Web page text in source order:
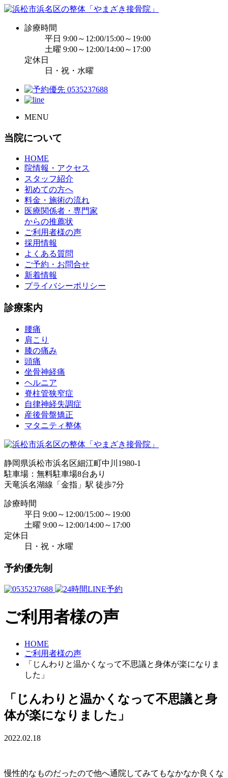
診療時間
平日 9:00～12:00/15:00～19:00
土曜 9:00～12:00/14:00～17:00
定休日
日・祝・水曜
MENU
当院について
HOME
院情報・アクセス
スタッフ紹介
初めての方へ
料金・施術の流れ
医療関係者・専門家
からの推薦状
ご利用者様の声
採用情報
よくある質問
ご予約・お問合せ
新着情報
プライバシーポリシー
診療案内
腰痛
肩こり
膝の痛み
頭痛
坐骨神経痛
ヘルニア
脊柱管狭窄症
自律神経失調症
産後骨盤矯正
マタニティ整体
静岡県浜松市浜名区細江町中川1980-1
駐車場：無料駐車場8台あり
天竜浜名湖線「金指」駅 徒歩7分
診療時間
平日 9:00～12:00/15:00～19:00
土曜 9:00～12:00/14:00～17:00
定休日
日・祝・水曜
予約優先制
ご利用者様の声
HOME
ご利用者様の声
「じんわりと温かくなって不思議と身体が楽になりま
した」
「じんわりと温かくなって不思議と身
体が楽になりました」
2022.02.18
慢性的なものだったので他へ通院してみてもなかなか良くな